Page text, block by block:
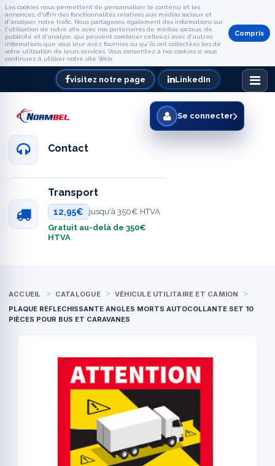
Les cookies nous permettent de personnaliser le contenu et les
annonces, d'offrir des fonctionnalités relatives aux médias sociaux et
d'analyser notre trafic. Nous partageons également des informations sur
l'utilisation de notre site avec nos partenaires de médias sociaux, de
publicité et d'analyse, qui peuvent combiner celles-ci avec d'autres
informations que vous leur avez fournies ou qu'ils ont collectées lors de
votre utilisation de leurs services. Vous consentez à nos cookies si vous
continuez à utiliser notre site Web.
Compris
visitez notre page LinkedIn
Contact
Transport
12,95€
jusqu'à 350€ HTVA
Gratuit au-delà de 350€
HTVA
Se connecter
ACCUEIL CATALOGUE
VÉHICULE UTILITAIRE ET CAMION
PLAQUE REFLECHISSANTE ANGLES MORTS AUTOCOLLANTE SET 10
PIÈCES POUR BUS ET CARAVANES